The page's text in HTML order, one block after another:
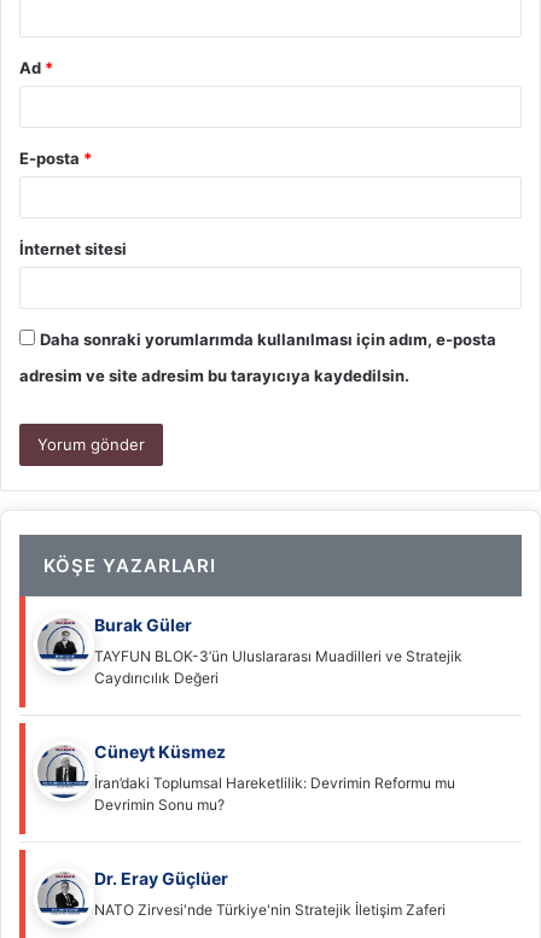
Ad *
E-posta *
İnternet sitesi
Daha sonraki yorumlarımda kullanılması için adım, e-posta
adresim ve site adresim bu tarayıcıya kaydedilsin.
KÖŞE YAZARLARI
Burak Güler
TAYFUN BLOK-3’ün Uluslararası Muadilleri ve Stratejik
Caydırıcılık Değeri
Cüneyt Küsmez
İran’daki Toplumsal Hareketlilik: Devrimin Reformu mu
Devrimin Sonu mu?
Dr. Eray Güçlüer
NATO Zirvesi'nde Türkiye'nin Stratejik İletişim Zaferi